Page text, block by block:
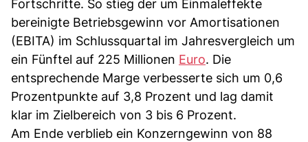
Fortschritte. So stieg der um Einmaleffekte
bereinigte Betriebsgewinn vor Amortisationen
(EBITA) im Schlussquartal im Jahresvergleich um
ein Fünftel auf 225 Millionen Euro. Die
entsprechende Marge verbesserte sich um 0,6
Prozentpunkte auf 3,8 Prozent und lag damit
klar im Zielbereich von 3 bis 6 Prozent.
Am Ende verblieb ein Konzerngewinn von 88